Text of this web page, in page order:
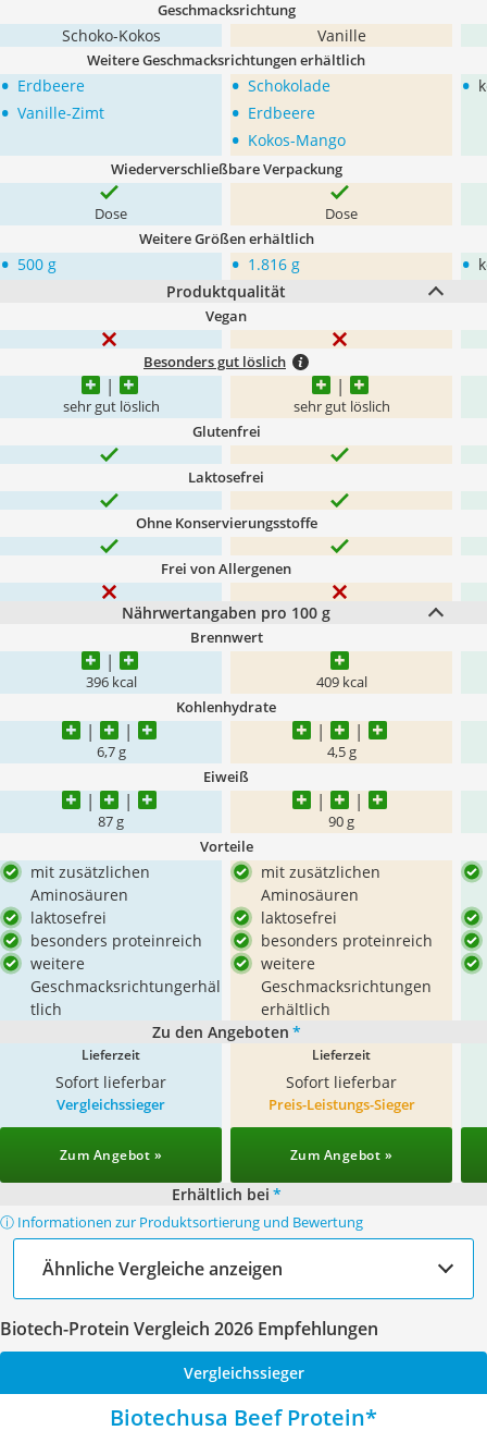
Geschmacksrichtung
Schoko-Kokos Vanille
Weitere Geschmacksrichtungen erhältlich
• Erdbeere
• Vanille-Zimt
• Schokolade
• Erdbeere
• Kokos-Mango
•
Wiederverschließbare Verpackung
Dose Dose
Weitere Größen erhältlich
• 500 g • 1.816 g •
Produktqualität
Vegan
Besonders gut löslich
sehr gut löslich sehr gut löslich
Glutenfrei
Laktosefrei
Ohne Konservierungsstoffe
Frei von Allergenen
Nährwertangaben pro 100 g
Brennwert
396 kcal 409 kcal
Kohlenhydrate
6,7 g 4,5 g
Eiweiß
87 g 90 g
Vorteile
mit zusätzlichen
Aminosäuren
laktosefrei
besonders proteinreich
weitere
Geschmacksrichtungerhäl
tlich
mit zusätzlichen
Aminosäuren
laktosefrei
besonders proteinreich
weitere
Geschmacksrichtungen
erhältlich
Zu den Angeboten *
Lieferzeit
Sofort lieferbar
Lieferzeit
Sofort lieferbar
Vergleichssieger
Zum Angebot »
Preis-Leistungs-Sieger
Zum Angebot »
Erhältlich bei *
ⓘ Informationen zur Produktsortierung und Bewertung
Ähnliche Vergleiche anzeigen
Biotech-Protein Vergleich 2026 Empfehlungen
Vergleichssieger
Biotechusa Beef Protein